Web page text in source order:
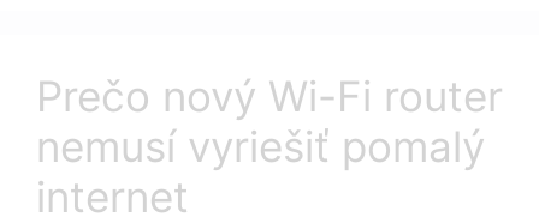
Prečo nový Wi-Fi router
nemusí vyriešiť pomalý
internet